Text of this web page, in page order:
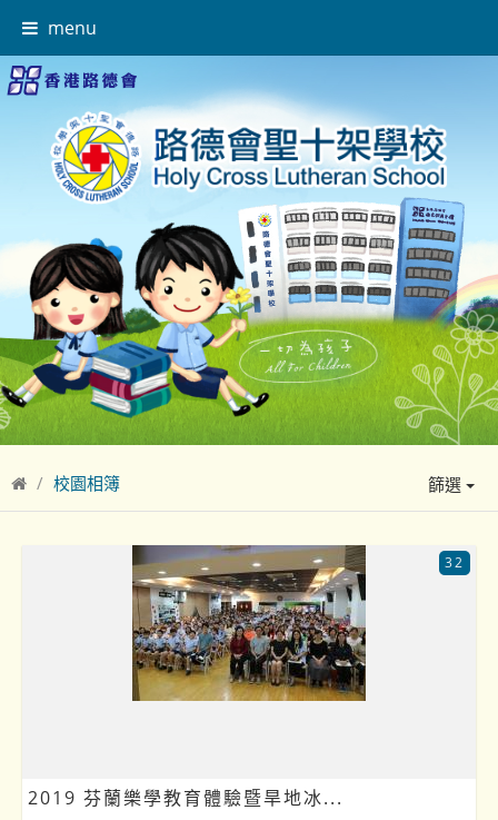
menu
校園相簿 篩選
2019 芬蘭樂學教育體驗暨旱地冰...
32